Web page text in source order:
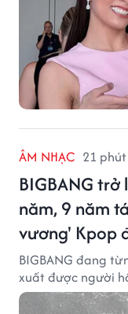
ÂM NHẠC 21
BIGBANG trở
năm, 9 năm
vương' Kpop
BIGBANG đang
xuất được người